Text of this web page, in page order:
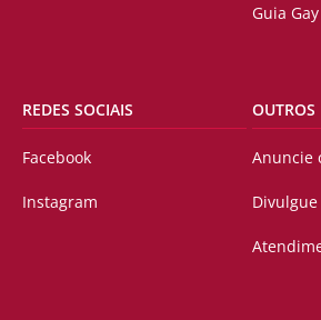
Guia
REDES SOCIAIS
Facebook
Instagram
OUTROS
Anuncie